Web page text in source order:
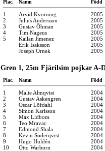
Plac. Namn Född
1 Arvid Kvorning
2005
2
Julius Andersson
2005
3
Gustav Öhman
2005
4
Tim Nageus
2005
5
Kailan Jimenez
2005
Erik Isaksson
2005
Joseph Ornek
2005
Gren 1, 25m Fjärilsim pojkar A-
Plac. Namn Född
1 Malte Almqvist
2004
2
Gustav Askengren
2004
3
Oscar Löfdahl
2004
4
Simon Karlsson
2004
5
Max Lidbom
2004
6
Teo Mravac
2004
7
Edmond Shala
2004
8
Kevin Söderqvist
2004
9
Hugo Huldén
2004
10
Otto Warborn 2004